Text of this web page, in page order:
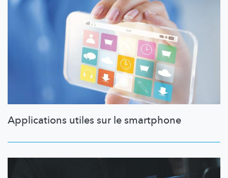
Applications utiles sur le smartphone